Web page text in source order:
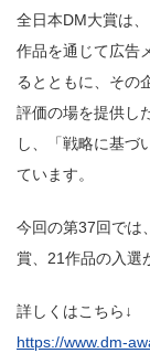
全日本DM大賞は
作品を通じて広告
るとともに、その
評価の場を提供し
し、「戦略に基づ
ています。
今回の第37回では
賞、21作品の入選
詳しくはこちら↓
https://www.dm-